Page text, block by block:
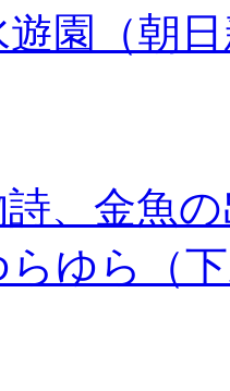
園（朝
詩、金魚
ゆら（